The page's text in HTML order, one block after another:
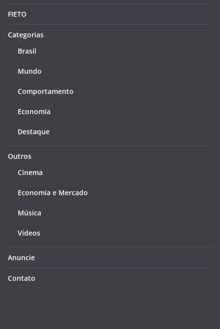
FIETO
Categorias
Brasil
Mundo
Comportamento
Economia
Destaque
Outros
Cinema
Economia e Mercado
Música
Videos
Anuncie
Contato